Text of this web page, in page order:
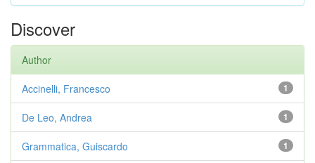
Discover
Author
1
Accinelli, Francesco
1
De Leo, Andrea
1
Grammatica, Guiscardo